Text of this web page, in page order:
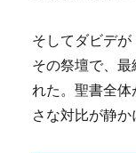
そしてダビデ
その祭壇で、
れた。聖書全
さな対比が静か